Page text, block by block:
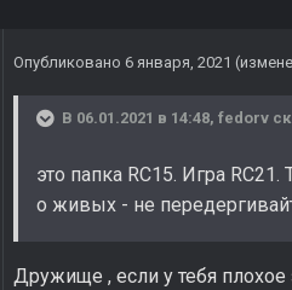
Опубликовано 6 января, 2021
В 06.01.2021 в 14:48, fedorv
это папка RC15. Игра
о живых - не
Дружище , если у тебя плохое